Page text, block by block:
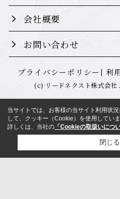
会社概要
お問い合わせ
プライバシーポリシー 利
(c) リードネクスト株式会
当サイトでは、お客様の当サイト利用状
して、クッキー（Cookie）を使用していま
詳しくは、当社の 「Cookieの取扱いについ
閉じる